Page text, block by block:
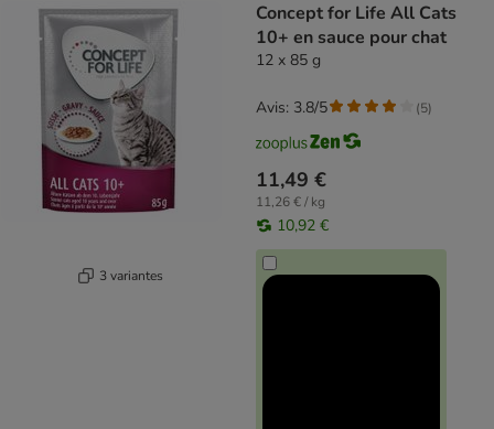
3 variantes
Concept for Life All Cats
10+ en sauce pour chat
12 x 85 g
11,49 €
11,26 € / kg
10,92 €
Avis: 3.8/5 (5)